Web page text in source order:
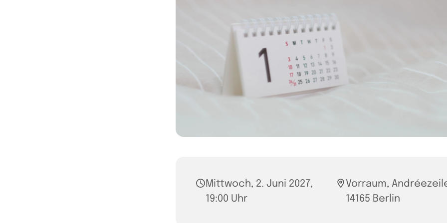
Mittwoch, 2. Juni 2027,
19:00 Uhr
Vorraum,
14165 Berlin